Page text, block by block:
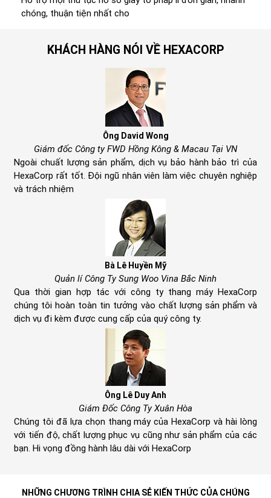
chóng, thuận tiện nhất cho
KHÁCH HÀNG NÓI VỀ HEXACORP
Ông David Wong
Giám đốc Công ty FWD Hồng Kông & Macau Tại VN
Ngoài chuất lượng sản phẩm, dịch vụ bảo hành bảo trì của
HexaCorp rất tốt. Đội ngũ nhân viên làm việc chuyên nghiệp
và trách nhiệm
Bà Lê Huyền Mỹ
Quản lí Công Ty Sung Woo Vina Bắc Ninh
Qua thời gian hợp tác với công ty thang máy HexaCorp
chúng tôi hoàn toàn tin tưởng vào chất lượng sản phẩm và
dịch vụ đi kèm được cung cấp của quý công ty.
Ông Lê Duy Anh
Giám Đốc Công Ty Xuân Hòa
Chúng tôi đã lựa chọn thang máy của HexaCorp và hài lòng
với tiến độ, chất lượng phục vụ cũng như sản phẩm của các
bạn. Hi vọng đồng hành lâu dài với HexaCorp
NHỮNG CHƯƠNG TRÌNH CHIA SẺ KIẾN THỨC CỦA CHÚNG